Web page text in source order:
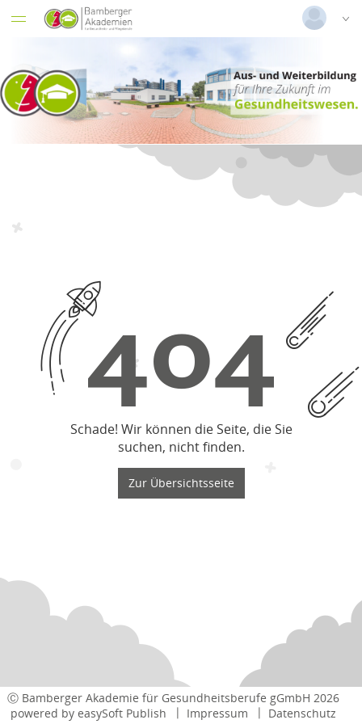
Login
Versionsnummer: 2026.2.04.63526
Schade! Wir können die Seite, die Sie
suchen, nicht finden.
Zur Übersichtsseite
Ⓒ Bamberger Akademie für Gesundheitsberufe gGmbH 2026
powered by easySoft Publish Impressum Datenschutz